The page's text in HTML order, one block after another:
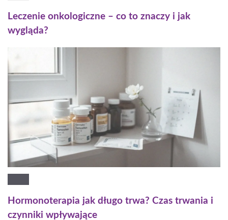
Leczenie onkologiczne – co to znaczy i jak
wygląda?
Hormonoterapia jak długo trwa? Czas trwania i
czynniki wpływające